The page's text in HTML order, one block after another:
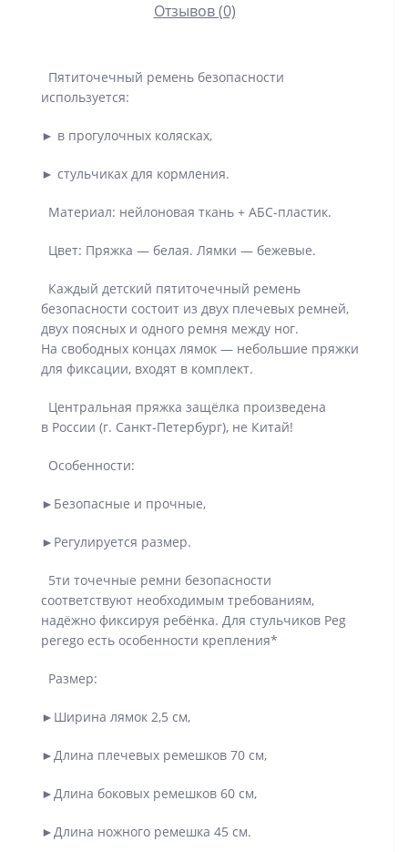
Отзывов (0)
Пятиточечный ремень безопасности
используется:
► в прогулочных колясках,
► стульчиках для кормления.
Материал: нейлоновая ткань + АБС-пластик.
Цвет: Пряжка — белая. Лямки — бежевые.
Каждый детский пятиточечный ремень
безопасности состоит из двух плечевых ремней,
двух поясных и одного ремня между ног.
На свободных концах лямок — небольшие пряжки
для фиксации, входят в комплект.
Центральная пряжка защёлка произведена
в России (г. Санкт-Петербург), не Китай!
Особенности:
►Безопасные и прочные,
►Регулируется размер.
5ти точечные ремни безопасности
соответствуют необходимым требованиям,
надёжно фиксируя ребёнка. Для стульчиков Peg
perego есть особенности крепления*
Размер:
►Ширина лямок 2,5 см,
►Длина плечевых ремешков 70 см,
►Длина боковых ремешков 60 см,
►Длина ножного ремешка 45 см.